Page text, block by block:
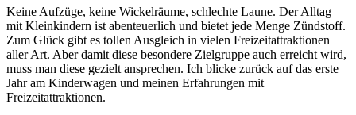
Keine Aufzüge, keine Wickelräume, schlechte Laune. Der Alltag
mit Kleinkindern ist abenteuerlich und bietet jede Menge Zündstoff.
Zum Glück gibt es tollen Ausgleich in vielen Freizeitattraktionen
aller Art. Aber damit diese besondere Zielgruppe auch erreicht wird,
muss man diese gezielt ansprechen. Ich blicke zurück auf das erste
Jahr am Kinderwagen und meinen Erfahrungen mit
Freizeitattraktionen.